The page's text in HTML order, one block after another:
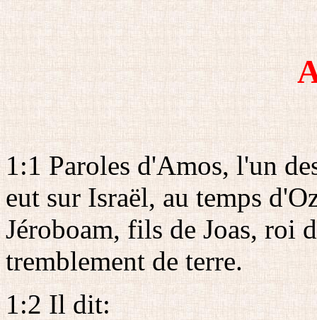
1:1 Paroles d'Amos, l'un
eut sur Israël, au temps
Jéroboam, fils de Joas, roi
tremblement de terre.
1:2 Il dit: